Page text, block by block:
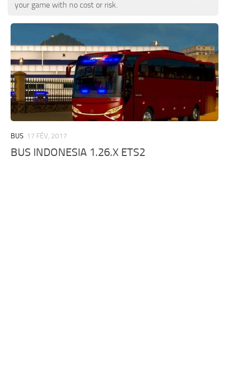
Nouvelles ETS 2
Contacts
EN
DE
TR
PT
Autres
Paquets
Pièces détachées / Tuning
Sons
Trafic
Habillage de la remorque
Bandes-annonces
Skins de camions
Camions
your game with no cost or risk.
BUS 17 FÉV, 2017
BUS INDONESIA 1.26.X ETS2